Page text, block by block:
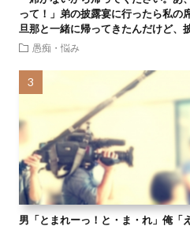
って！」弟の披露宴に行ったら私の
旦那と一緒に帰ってきたんだけど、
愚痴・悩み
男「とまれーっ！と・ま・れ」俺「